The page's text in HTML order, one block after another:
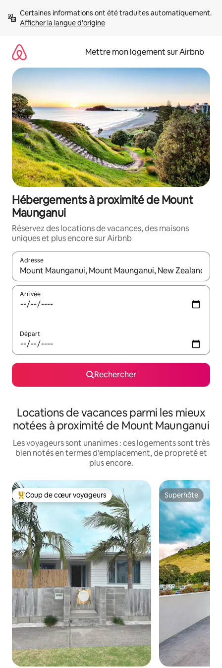
directement
Afficher la langue d'origine
Mettre mon logement sur Airbnb
Hébergements à proximité de Mount
Maunganui
Réservez des locations de vacances, des maisons
uniques et plus encore sur Airbnb
Adresse
Lorsque les résultats s'affichent, utilisez les flèches vers le
Arrivée
Départ
Rechercher
Locations de vacances parmi les mieux
notées à proximité de Mount Maunganui
Les voyageurs sont unanimes : ces logements sont très
bien notés en termes d'emplacement, de propreté et
plus encore.
Coups de cœur voyageurs les plus appréciés
Coup de cœur voyageurs Superhôte
Superhôte